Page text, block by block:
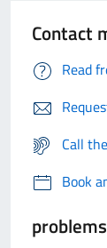
Contact
Read
Call
Book